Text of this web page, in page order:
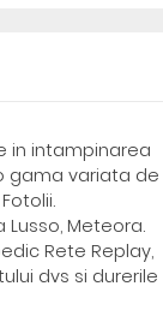
in intampinarea
gama variata de
Lusso, Meteora.
Rete Replay,
dvs si durerile